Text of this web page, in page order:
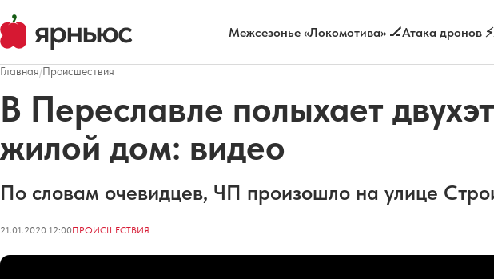
Межсезонье «Локомотива» 🏒Атака дронов ⚡
Главная/Происшествия
В Переславле полыхает
жилой дом: видео
По словам очевидцев, ЧП произошло на улице
21.01.2020 12:00ПРОИСШЕСТВИЯ